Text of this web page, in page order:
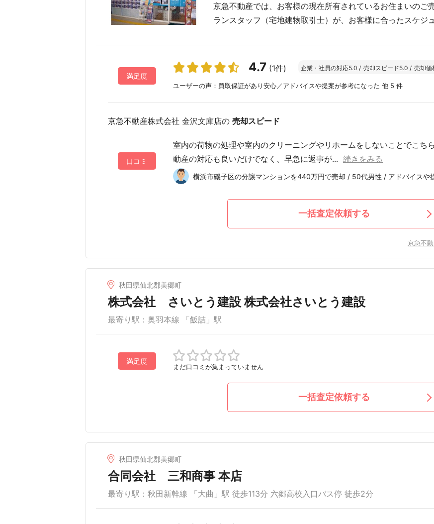
京急不動産では、お客様の現在所有されているお住まいのご
ランスタッフ（宅地建物取引士）が、お客様に合ったスケジ
満足度
4.7 (1件) 企業・社員の対応5.0 / 売却スピード5.0 / 売却価
ユーザーの声：買取保証があり安心／アドバイスや提案が参考になった 他 5 件
京急不動産株式会社 金沢文庫店の 売却スピード
口コミ
室内の荷物の処理や室内のクリーニングやリホームをしないことでこち
動産の対応も良いだけでなく、早急に返事が... 続きをみる
横浜市磯子区の分譲マンションを440万円で売却 / 50代男性 / アドバイスや
一括査定依頼する
京急不
秋田県仙北郡美郷町
株式会社 さいとう建設 株式会社さいとう建設
最寄り駅：奥羽本線 「飯詰」駅
満足度
まだ口コミが集まっていません
一括査定依頼する
秋田県仙北郡美郷町
合同会社 三和商事 本店
最寄り駅：秋田新幹線 「大曲」駅 徒歩113分 六郷高校入口バス停 徒歩2分